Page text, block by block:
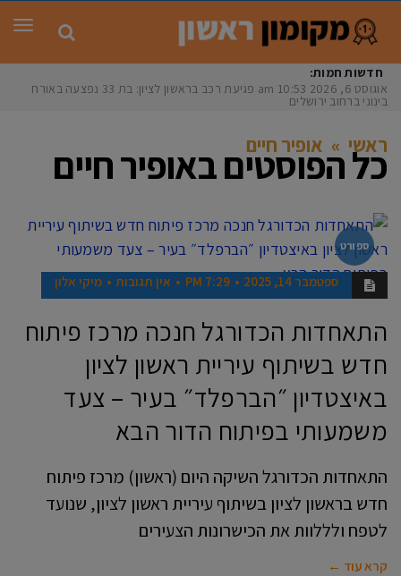
חדשות חמות:
אוגוסט 6, 2026
10:53 am פגיעת רכב בראשון לציון: בת 33 נפצעה באורח
בינוני ברחוב ירושלים
ראשי » אופיר חיים
כל הפוסטים באופיר חיים
ספורט
ספטמבר 14, 2025 7:29 PM אין תגובות מיקי אלון
התאחדות הכדורגל חנכה מרכז פיתוח
חדש בשיתוף עיריית ראשון לציון
באיצטדיון ״הברפלד״ בעיר – צעד
משמעותי בפיתוח הדור הבא
התאחדות הכדורגל השיקה היום (ראשון) מרכז פיתוח
חדש בראשון לציון בשיתוף עיריית ראשון לציון, שנועד
לטפח ולללוות את הכישרונות הצעירים
קרא עוד ←